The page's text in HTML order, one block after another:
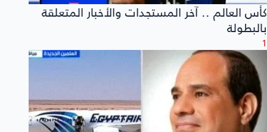
كأس العالم .. آخر المستجدات والأخبار المتعلقة
بالبطولة
1